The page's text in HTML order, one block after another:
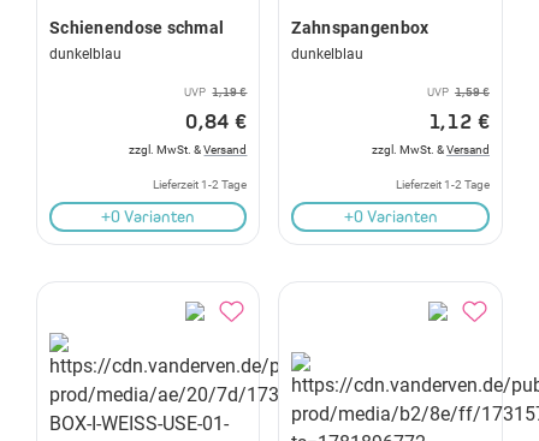
Schienendose schmal
dunkelblau
UVP 1,19 €
0,84 €
zzgl. MwSt. &Versand
Lieferzeit 1-2 Tage
+0 Varianten
Zahnspangenbox
dunkelblau
UVP 1,59 €
1,12 €
zzgl. MwSt. &Versand
Lieferzeit 1-2 Tage
+0 Varianten